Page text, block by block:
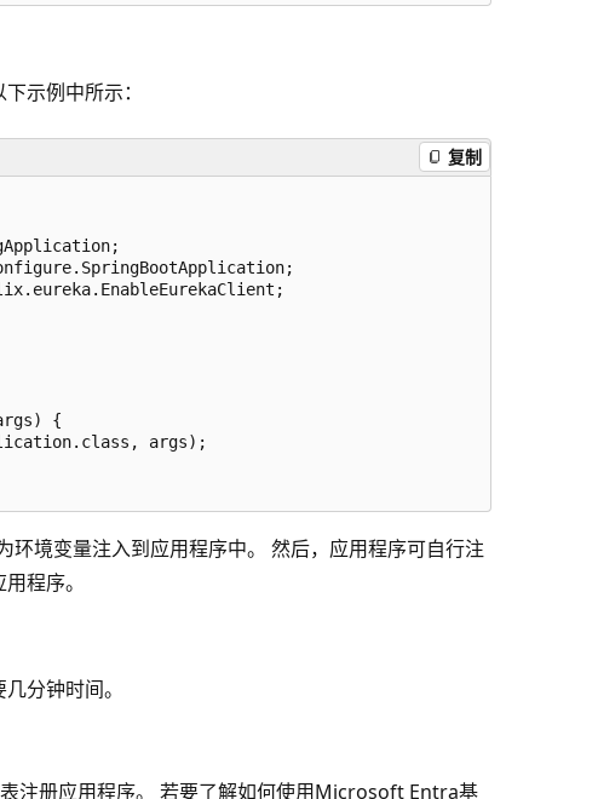
示例中所示：
复制
{
args);
境变量注入到应用程序中。 然后，应用程序可自行注
程序。
分钟时间。
注册应用程序。 若要了解如何使用Microsoft Entra基